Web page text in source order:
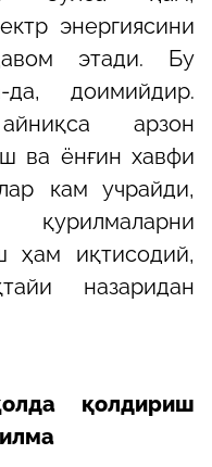
энергиясини
этади. Бу
доимийдир.
арзон
ва ёнғин хавфи
кам учрайди,
ҳам иқтисодий,
назаридан
қолдириш